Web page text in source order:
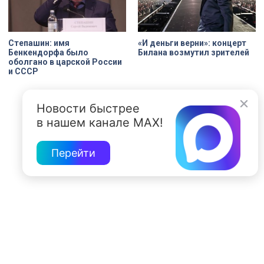
Степашин: имя
Бенкендорфа было
оболгано в царской России
и СССР
«И деньги верни»: концерт
Билана возмутил зрителей
Новости быстрее
в нашем канале MAX!
Перейти